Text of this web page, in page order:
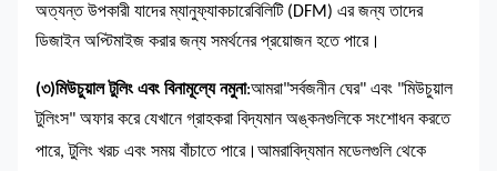
অত্যন্ত উপকারী যাদের ম্যানুফ্যাকচারেবিলিটি (DFM) এর জন্য তাদের
ডিজাইন অপ্টিমাইজ করার জন্য সমর্থনের প্রয়োজন হতে পারে।
(৩)মিউচুয়াল টুলিং এবং বিনামূল্যে নমুনা:আমরা"সর্বজনীন ঘের" এবং "মিউচুয়াল
টুলিংস" অফার করে যেখানে গ্রাহকরা বিদ্যমান অঙ্কনগুলিকে সংশোধন করতে
পারে, টুলিং খরচ এবং সময় বাঁচাতে পারে। আমরাবিদ্যমান মডেলগুলি থেকে